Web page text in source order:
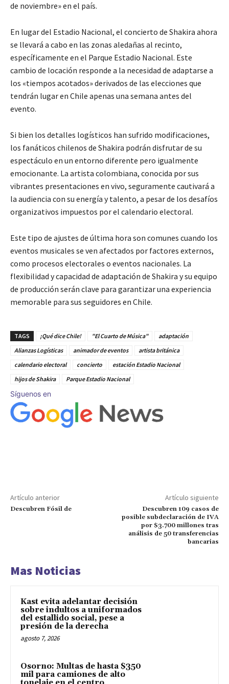
de noviembre» en el país.
En lugar del Estadio Nacional, el concierto de Shakira ahora
se llevará a cabo en las zonas aledañas al recinto,
específicamente en el Parque Estadio Nacional. Este
cambio de locación responde a la necesidad de adaptarse a
los «tiempos acotados» derivados de las elecciones que
tendrán lugar en Chile apenas una semana antes del
evento.
Si bien los detalles logísticos han sufrido modificaciones,
los fanáticos chilenos de Shakira podrán disfrutar de su
espectáculo en un entorno diferente pero igualmente
emocionante. La artista colombiana, conocida por sus
vibrantes presentaciones en vivo, seguramente cautivará a
la audiencia con su energía y talento, a pesar de los desafíos
organizativos impuestos por el calendario electoral.
Este tipo de ajustes de última hora son comunes cuando los
eventos musicales se ven afectados por factores externos,
como procesos electorales o eventos nacionales. La
flexibilidad y capacidad de adaptación de Shakira y su equipo
de producción serán clave para garantizar una experiencia
memorable para sus seguidores en Chile.
TAGS ¡Qué dice Chile! "El Cuarto de Música"
adaptación
Alianzas Logísticas
animador de eventos
artista británica
calendario electoral
concierto
estación Estadio Nacional
hijos de Shakira
Parque Estadio Nacional
Síguenos en
Artículo anterior
Descubren Fósil de
Artículo siguiente
Descubren 109 casos de
posible subdeclaración de IVA
por $3.700 millones tras
análisis de 50 transferencias
bancarias
Mas Noticias
Kast evita adelantar decisión
sobre indultos a uniformados
del estallido social, pese a
presión de la derecha
agosto 7, 2026
Osorno: Multas de hasta $350
mil para camiones de alto